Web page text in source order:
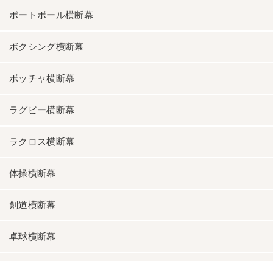
ポートボール横断幕
ボクシング横断幕
ボッチャ横断幕
ラグビー横断幕
ラクロス横断幕
体操横断幕
剣道横断幕
卓球横断幕